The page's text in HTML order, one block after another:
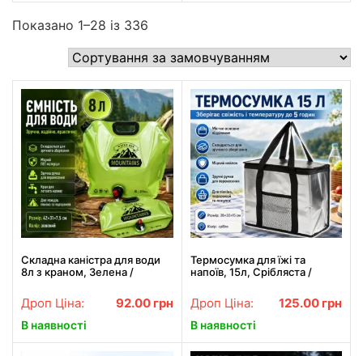
Показано 1–28 із 336
Складна каністра для води
8л з краном, Зелена /
води / Ємність для води
походна
Дроп Ціна: 92.00 грн
В наявності
Термосумка для їжі та
напоїв, 15л, Срібляста /
Туристична термосумка з
ручками
Дроп Ціна: 125.00 грн
В наявності